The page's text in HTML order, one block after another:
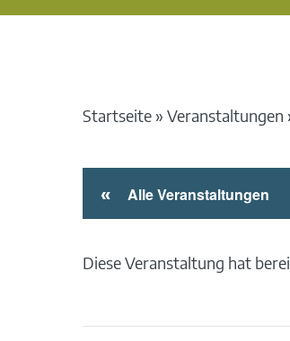
Startseite» Veranstaltungen
« Alle Veranstaltungen
Diese Veranstaltung hat